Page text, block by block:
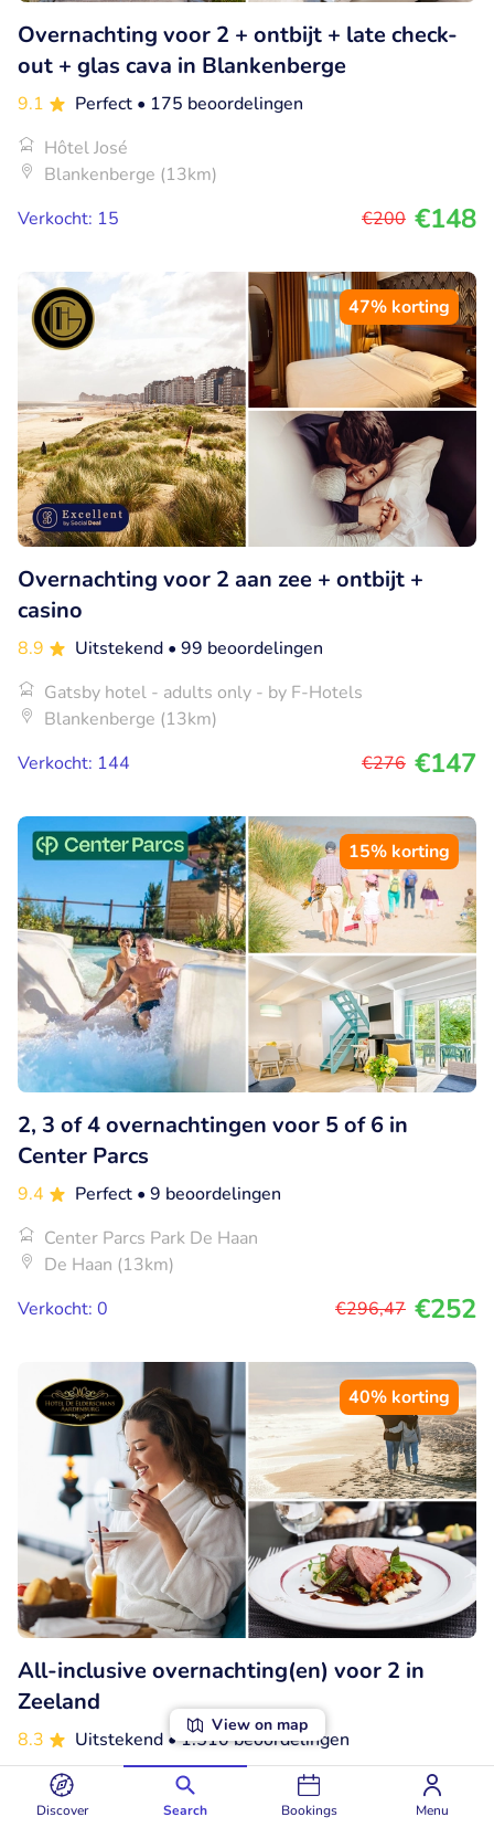
Discover Search Bookings Menu
View on map
Overnachting voor 2 + ontbijt + late check-
out + glas cava in Blankenberge
9.1 Perfect • 175 beoordelingen
Hôtel José
Blankenberge (13km)
Verkocht: 15
€200 €148
47% korting
Overnachting voor 2 aan zee + ontbijt +
casino
8.9 Uitstekend • 99 beoordelingen
Gatsby hotel - adults only - by F-Hotels
Blankenberge (13km)
Verkocht: 144
€276 €147
15% korting
2, 3 of 4 overnachtingen voor 5 of 6 in
Center Parcs
9.4 Perfect • 9 beoordelingen
Center Parcs Park De Haan
De Haan (13km)
Verkocht: 0
€296,47 €252
40% korting
All-inclusive overnachting(en) voor 2 in
Zeeland
8.3 Uitstekend• 1.510 beoordelingen
De Elderschans
Aardenburg (15km)